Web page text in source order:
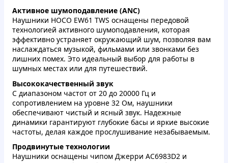
Активное шумоподавление (ANC)
Наушники HOCO EW61 TWS оснащены передовой
технологией активного шумоподавления, которая
эффективно устраняет окружающий шум, позволяя вам
наслаждаться музыкой, фильмами или звонками без
лишних помех. Это идеальный выбор для работы в
шумных местах или для путешествий.
Высококачественный звук
С диапазоном частот от 20 до 20000 Гц и
сопротивлением на уровне 32 Ом, наушники
обеспечивают чистый и ясный звук. Надежные
динамики гарантируют глубокие басы и яркие высокие
частоты, делая каждое прослушивание незабываемым.
Продвинутые технологии
Наушники оснащены чипом Джерри AC6983D2 и